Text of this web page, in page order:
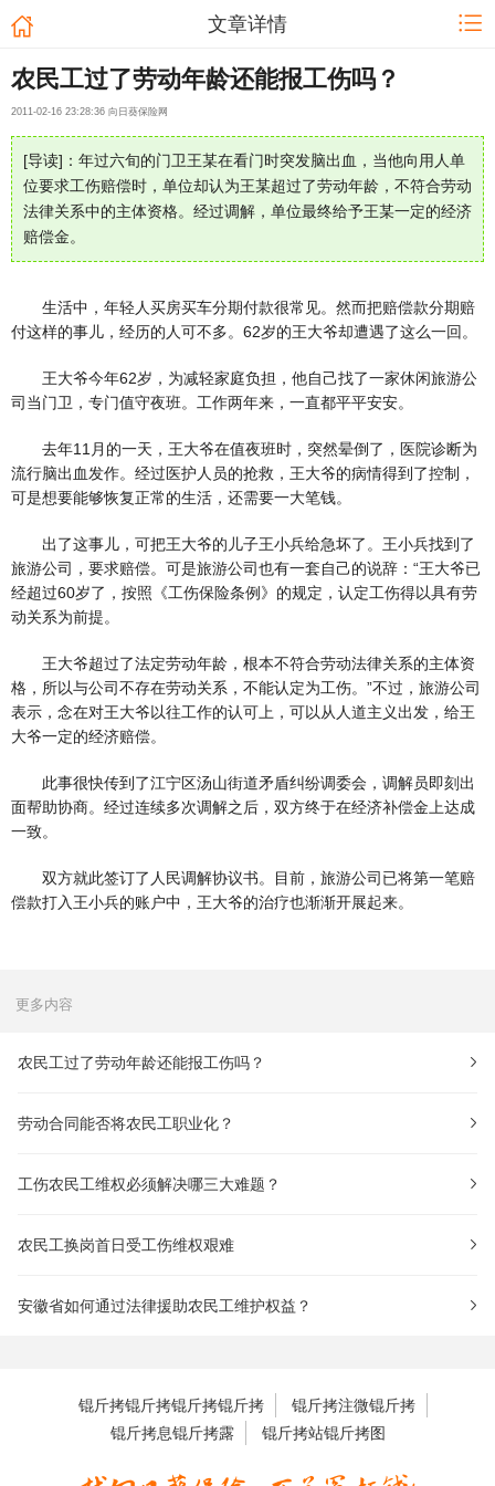
文章详情
农民工过了劳动年龄还能报工伤吗？
2011-02-16 23:28:36 向日葵保险网
[导读]：年过六旬的门卫王某在看门时突发脑出血，当他向用人单
位要求工伤赔偿时，单位却认为王某超过了劳动年龄，不符合劳动
法律关系中的主体资格。经过调解，单位最终给予王某一定的经济
赔偿金。
生活中，年轻人买房买车分期付款很常见。然而把赔偿款分期赔
付这样的事儿，经历的人可不多。62岁的王大爷却遭遇了这么一回。
王大爷今年62岁，为减轻家庭负担，他自己找了一家休闲旅游公
司当门卫，专门值守夜班。工作两年来，一直都平平安安。
去年11月的一天，王大爷在值夜班时，突然晕倒了，医院诊断为
流行脑出血发作。经过医护人员的抢救，王大爷的病情得到了控制，
可是想要能够恢复正常的生活，还需要一大笔钱。
出了这事儿，可把王大爷的儿子王小兵给急坏了。王小兵找到了
旅游公司，要求赔偿。可是旅游公司也有一套自己的说辞：“王大爷已
经超过60岁了，按照《工伤保险条例》的规定，认定工伤得以具有劳
动关系为前提。
王大爷超过了法定劳动年龄，根本不符合劳动法律关系的主体资
格，所以与公司不存在劳动关系，不能认定为工伤。”不过，旅游公司
表示，念在对王大爷以往工作的认可上，可以从人道主义出发，给王
大爷一定的经济赔偿。
此事很快传到了江宁区汤山街道矛盾纠纷调委会，调解员即刻出
面帮助协商。经过连续多次调解之后，双方终于在经济补偿金上达成
一致。
双方就此签订了人民调解协议书。目前，旅游公司已将第一笔赔
偿款打入王小兵的账户中，王大爷的治疗也渐渐开展起来。
更多内容
农民工过了劳动年龄还能报工伤吗？
劳动合同能否将农民工职业化？
工伤农民工维权必须解决哪三大难题？
农民工换岗首日受工伤维权艰难
安徽省如何通过法律援助农民工维护权益？
锟斤拷锟斤拷锟斤拷锟斤拷
锟斤拷注微锟斤拷
锟斤拷息锟斤拷露
锟斤拷站锟斤拷图